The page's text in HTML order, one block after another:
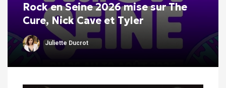
Rock en Seine 2026 mise sur The
Cure, Nick Cave et Tyler
Juliette Ducrot